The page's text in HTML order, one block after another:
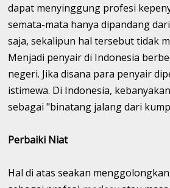
dapat menyinggung profesi
semata-mata hanya dipandang
saja, sekalipun hal tersebut tidak
Menjadi penyair di Indonesia
negeri. Jika disana para penyair
istimewa. Di Indonesia,
sebagai "binatang jalang dari
Perbaiki Niat
Hal di atas seakan